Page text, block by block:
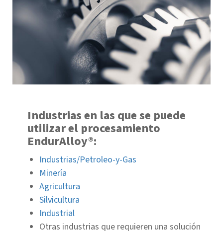
Industrias en las que se puede
utilizar el procesamiento
EndurAlloy®:
Industrias/Petroleo-y-Gas
Minería
Agricultura
Silvicultura
Industrial
Otras industrias que requieren una solución